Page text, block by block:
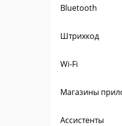
Bluetooth
Штрихкод
Wi-Fi
Магазины
Ассистенты